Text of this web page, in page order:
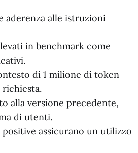
aderenza alle istruzioni
in benchmark come
di 1 milione di token
alla versione precedente,
di utenti.
assicurano un utilizzo